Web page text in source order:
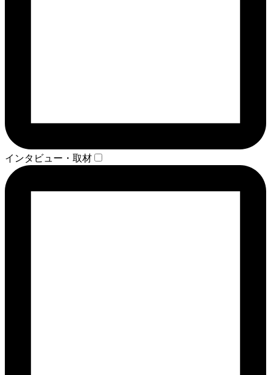
インタビュー・取材